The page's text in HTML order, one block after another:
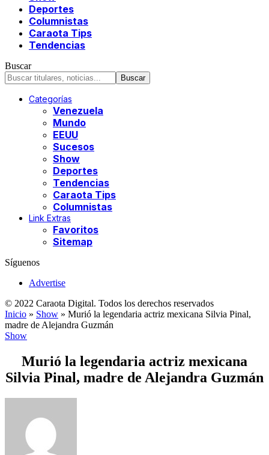
Deportes
Columnistas
Caraota Tips
Tendencias
Buscar
Categorías
Venezuela
Mundo
EEUU
Sucesos
Show
Deportes
Tendencias
Caraota Tips
Columnistas
Link Extras
Favoritos
Sitemap
Síguenos
Advertise
© 2022 Caraota Digital. Todos los derechos reservados
Inicio » Show » Murió la legendaria actriz mexicana Silvia Pinal,
madre de Alejandra Guzmán
Show
Murió la legendaria actriz mexicana
Silvia Pinal, madre de Alejandra Guzmán